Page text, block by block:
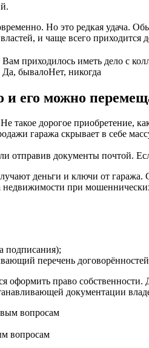
Но это редкая удача.
и чаще всего приходится
Вам приходилось иметь дело с
Да, бывалоНет, никогда
и его можно
такое дорогое приобретение,
гаража скрывает в себе
документы почтой.
деньги и ключи от гаража.
недвижимости при
подписания);
перечень
оформить право
документации
вопросам